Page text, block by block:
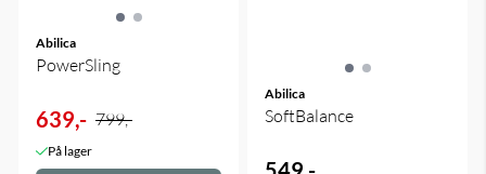
Abilica
PowerSling
639,- 799,-
På lager
Abilica
SoftBalance